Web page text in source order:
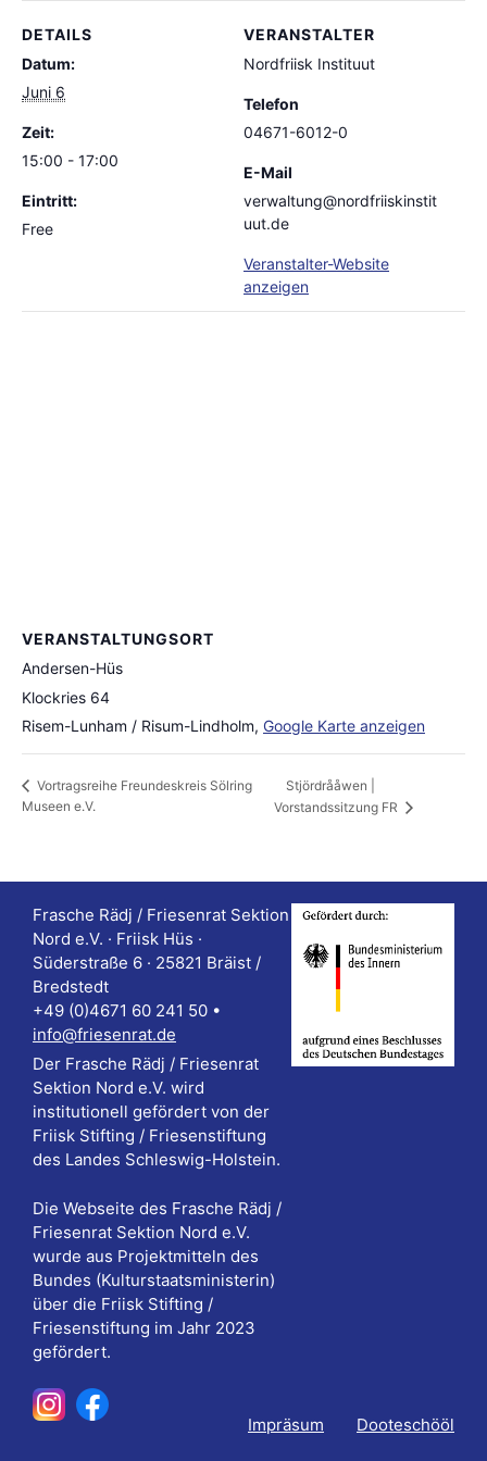
DETAILS
Datum:
Juni 6
Zeit:
15:00 - 17:00
Eintritt:
Free
VERANSTALTER
Nordfriisk Instituut
Telefon
04671-6012-0
E-Mail
verwaltung@nordfriiskinstit
uut.de
Veranstalter-Website
anzeigen
VERANSTALTUNGSORT
Andersen-Hüs
Klockries 64
Risem-Lunham / Risum-Lindholm, Google Karte anzeigen
Vortragsreihe Freundeskreis Sölring
Museen e.V.
Stjördrååwen |
Vorstandssitzung FR
Frasche Rädj / Friesenrat Sektion
Nord e.V. · Friisk Hüs ·
Süderstraße 6 · 25821 Bräist /
Bredstedt
+49 (0)4671 60 241 50 •
info@friesenrat.de
Der Frasche Rädj / Friesenrat
Sektion Nord e.V. wird
institutionell gefördert von der
Friisk Stifting / Friesenstiftung
des Landes Schleswig-Holstein.
Die Webseite des Frasche Rädj /
Friesenrat Sektion Nord e.V.
wurde aus Projektmitteln des
Bundes (Kulturstaatsministerin)
über die Friisk Stifting /
Friesenstiftung im Jahr 2023
gefördert.
Impräsum Dooteschööl